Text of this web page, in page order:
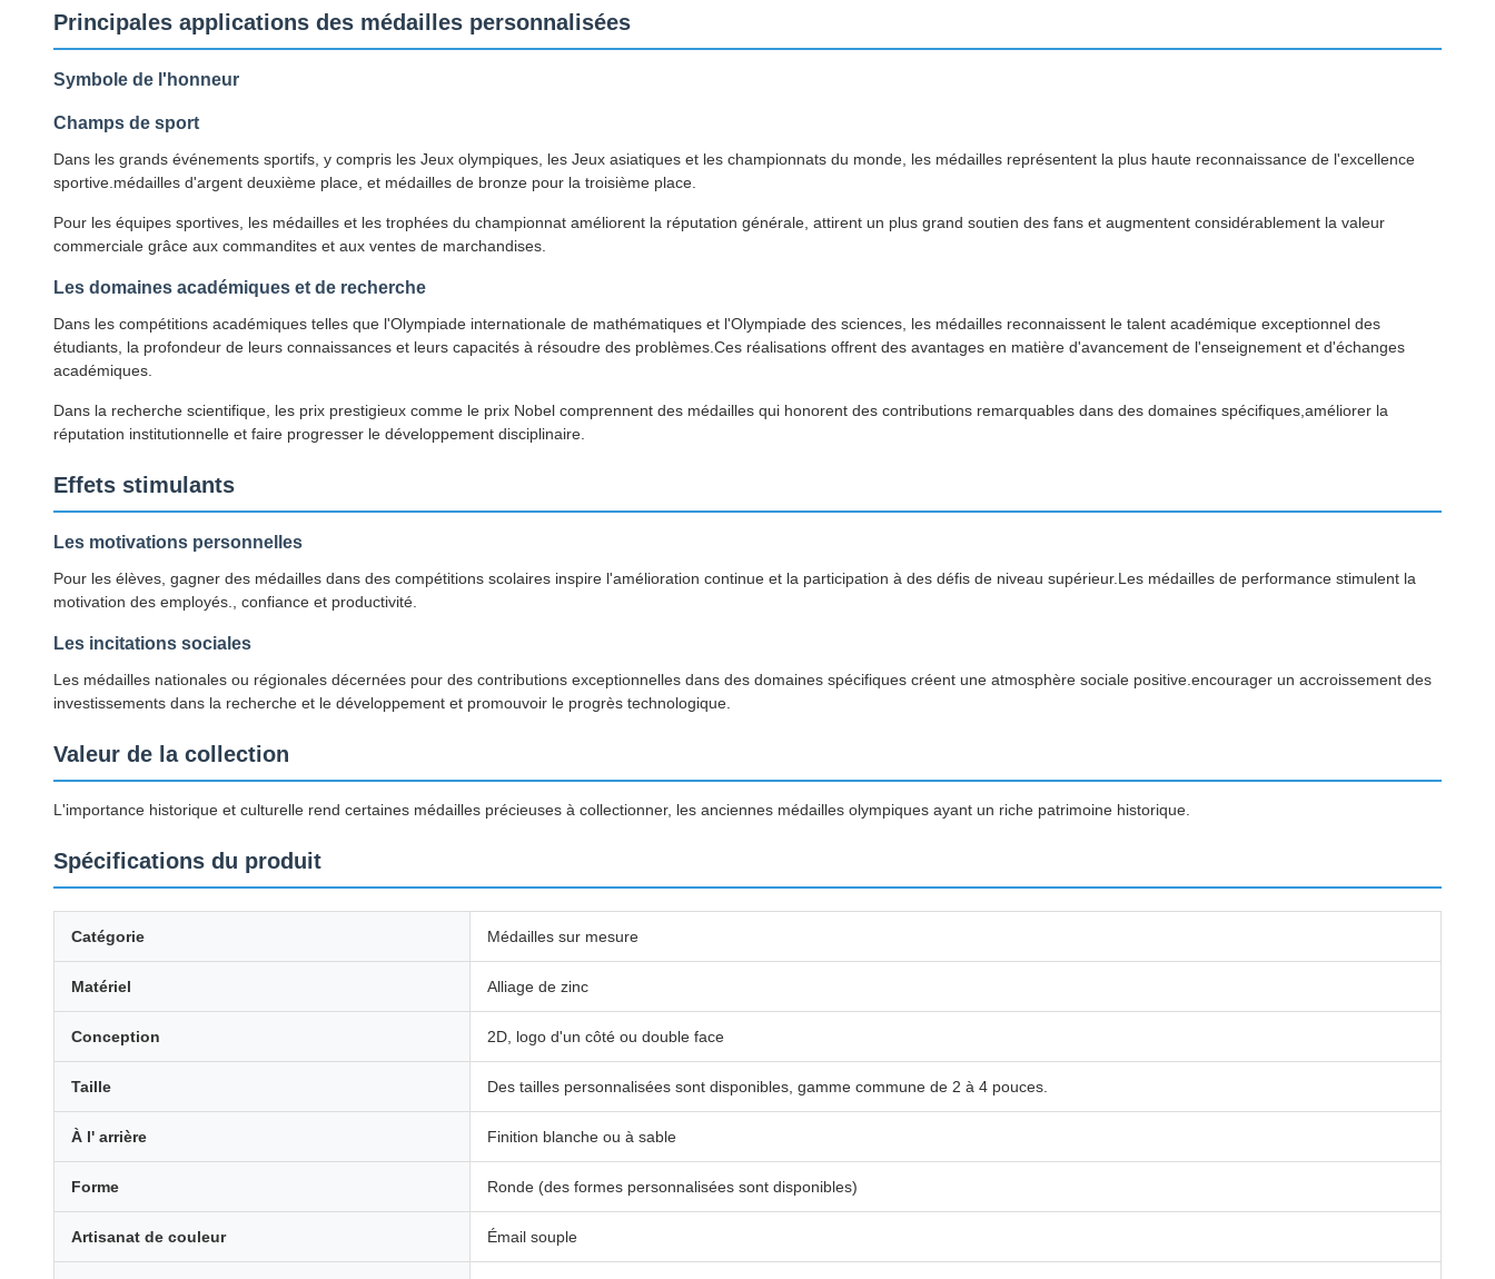
Principales applications des médailles personnalisées
Symbole de l'honneur
Champs de sport
Dans les grands événements sportifs, y compris les Jeux olympiques, les Jeux asiatiques et les championnats du monde, les médailles représentent la plus haute reconnaissance de l'excellence
sportive.médailles d'argent deuxième place, et médailles de bronze pour la troisième place.
Pour les équipes sportives, les médailles et les trophées du championnat améliorent la réputation générale, attirent un plus grand soutien des fans et augmentent considérablement la valeur
commerciale grâce aux commandites et aux ventes de marchandises.
Les domaines académiques et de recherche
Dans les compétitions académiques telles que l'Olympiade internationale de mathématiques et l'Olympiade des sciences, les médailles reconnaissent le talent académique exceptionnel des
étudiants, la profondeur de leurs connaissances et leurs capacités à résoudre des problèmes.Ces réalisations offrent des avantages en matière d'avancement de l'enseignement et d'échanges
académiques.
Dans la recherche scientifique, les prix prestigieux comme le prix Nobel comprennent des médailles qui honorent des contributions remarquables dans des domaines spécifiques,améliorer la
réputation institutionnelle et faire progresser le développement disciplinaire.
Effets stimulants
Les motivations personnelles
Pour les élèves, gagner des médailles dans des compétitions scolaires inspire l'amélioration continue et la participation à des défis de niveau supérieur.Les médailles de performance stimulent la
motivation des employés., confiance et productivité.
Les incitations sociales
Les médailles nationales ou régionales décernées pour des contributions exceptionnelles dans des domaines spécifiques créent une atmosphère sociale positive.encourager un accroissement des
investissements dans la recherche et le développement et promouvoir le progrès technologique.
Valeur de la collection
L'importance historique et culturelle rend certaines médailles précieuses à collectionner, les anciennes médailles olympiques ayant un riche patrimoine historique.
Spécifications du produit
Catégorie Médailles sur mesure
Matériel Alliage de zinc
Conception 2D, logo d'un côté ou double face
Taille Des tailles personnalisées sont disponibles, gamme commune de 2 à 4 pouces.
À l' arrière Finition blanche ou à sable
Forme Ronde (des formes personnalisées sont disponibles)
Artisanat de couleur Émail souple